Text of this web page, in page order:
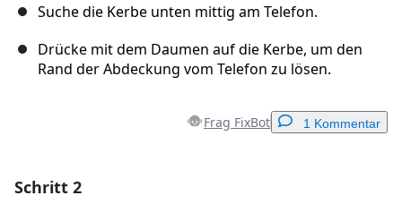
Suche die Kerbe unten mittig am Telefon.
Drücke mit dem Daumen auf die Kerbe, um den
Rand der Abdeckung vom Telefon zu lösen.
Frag FixBot 1 Kommentar
Schritt 2